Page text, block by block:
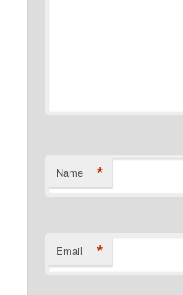
Name *
Email *